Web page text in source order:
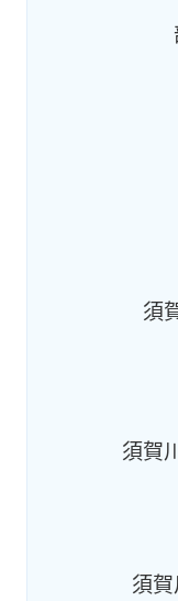
須
須賀
須